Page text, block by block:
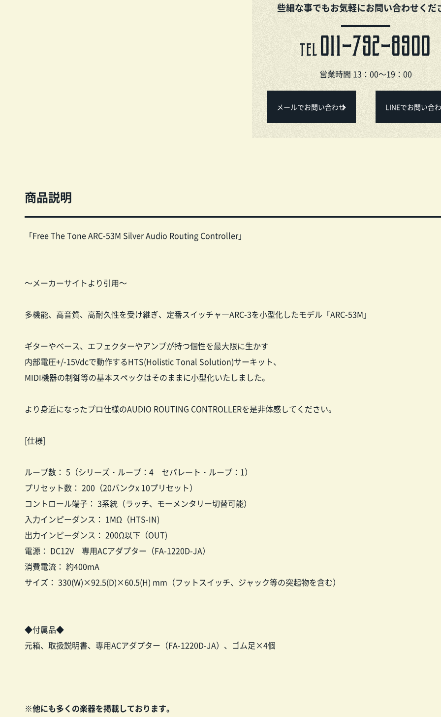
些細な事でもお気軽にお問い合わせくだ
TEL 011-792-8900
営業時間 13：00～19：00
メールでお問い合わせ LINEでお問い合
商品説明
「Free The Tone ARC-53M Silver Audio Routing Controller」
～メーカーサイトより引用～
多機能、高音質、高耐久性を受け継ぎ、定番スイッチャ―ARC-3を小型化したモデル「ARC-53M」
ギターやベース、エフェクターやアンプが持つ個性を最大限に生かす
内部電圧+/-15Vdcで動作するHTS(Holistic Tonal Solution)サーキット、
MIDI機器の制御等の基本スペックはそのままに小型化いたしました。
より身近になったプロ仕様のAUDIO ROUTING CONTROLLERを是非体感してください。
[仕様]
ループ数： 5（シリーズ・ループ：4 セパレート・ループ：1）
プリセット数： 200（20バンクx 10プリセット）
コントロール端子： 3系統（ラッチ、モーメンタリー切替可能）
入力インピーダンス： 1MΩ（HTS-IN)
出力インピーダンス： 200Ω以下（OUT)
電源： DC12V 専用ACアダプター（FA-1220D-JA）
消費電流： 約400mA
サイズ： 330(W)×92.5(D)×60.5(H) mm（フットスイッチ、ジャック等の突起物を含む）
◆付属品◆
元箱、取扱説明書、専用ACアダプター（FA-1220D-JA）、ゴム足×4個
※他にも多くの楽器を掲載しております。